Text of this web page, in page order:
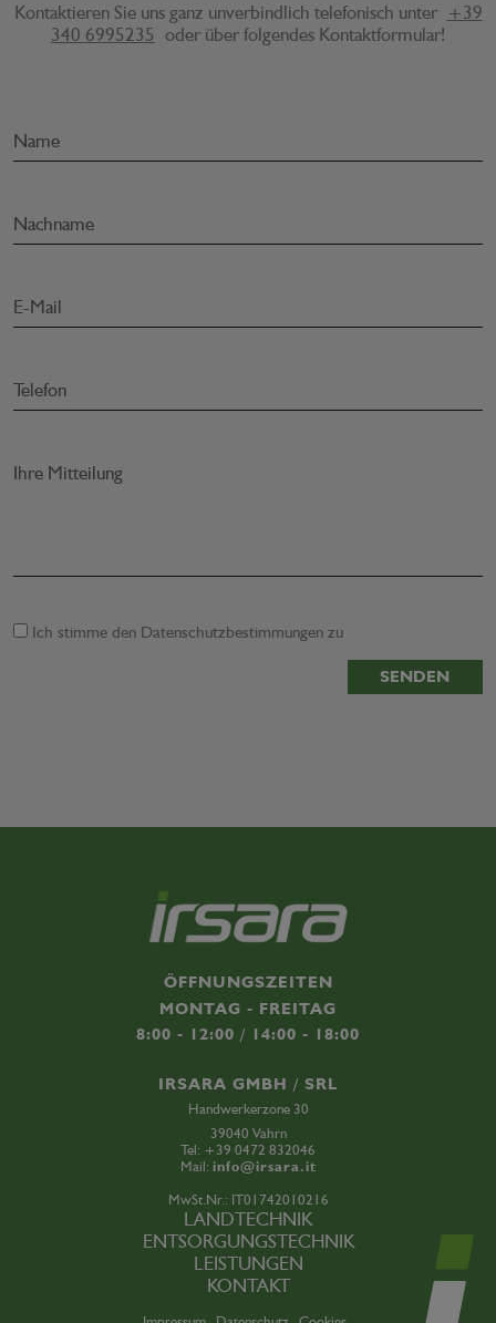
Kontaktieren Sie uns ganz unverbindlich telefonisch unter +39
340 6995235 oder über folgendes Kontaktformular!
Name
Nachname
E-Mail
Telefon
Ihre Mitteilung
Ich stimme den Datenschutzbestimmungen zu
SENDEN
ÖFFNUNGSZEITEN
MONTAG - FREITAG
8:00 - 12:00 / 14:00 - 18:00
IRSARA GMBH / SRL
Handwerkerzone 30
39040 Vahrn
Tel: +39 0472 832046
Mail: info@irsara.it
MwSt.Nr.: IT01742010216
LANDTECHNIK
ENTSORGUNGSTECHNIK
LEISTUNGEN
KONTAKT